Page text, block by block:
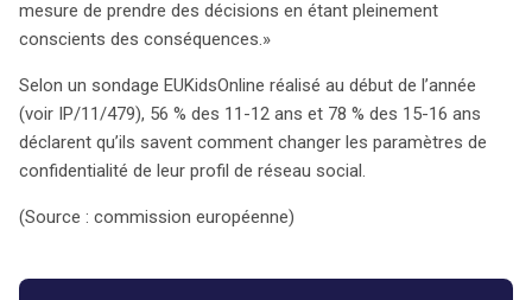
mesure de prendre des décisions en étant pleinement
conscients des conséquences.»
Selon un sondage EUKidsOnline réalisé au début de l’année
(voir IP/11/479), 56 % des 11-12 ans et 78 % des 15-16 ans
déclarent qu’ils savent comment changer les paramètres de
confidentialité de leur profil de réseau social.
(Source : commission européenne)